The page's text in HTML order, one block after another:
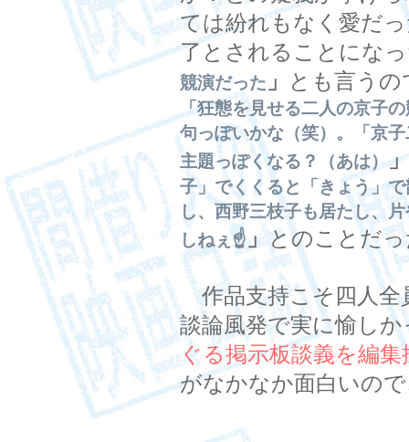
ては紛れもなく愛だ
了とされることにな
競演だった 」 とも言うの
「狂態を見せる二人の京子
句っぽいかな（笑）。「京
主題っぽくなる？（あは）」
子」でくくると「きょう」
し、西野三枝子も居たし、
しねぇ☝️」 とのことだ
作品支持こそ四人全
談論風発で実に愉しか
ぐる掲示板談義を編
がなかなか面白いの